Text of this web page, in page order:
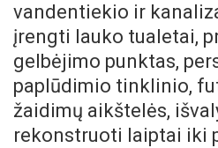
vandentiekio ir
įrengti lauko tualetai,
gelbėjimo punktas,
paplūdimio tinklinio,
žaidimų aikštelės,
rekonstruoti laiptai iki